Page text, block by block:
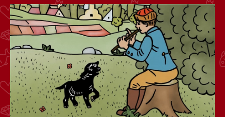
1/7 Jak šli do světa
8:00 18. března 2024